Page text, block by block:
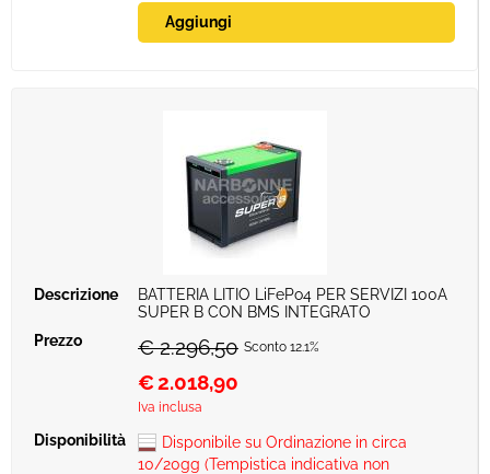
BATTERIA LITIO LiFePo4 PER SERVIZI 100A
SUPER B CON BMS INTEGRATO
€ 2.296,50 Sconto 12.1%
€2.018,90
Iva inclusa
Disponibile su Ordinazione in circa
10/20gg (Tempistica indicativa non